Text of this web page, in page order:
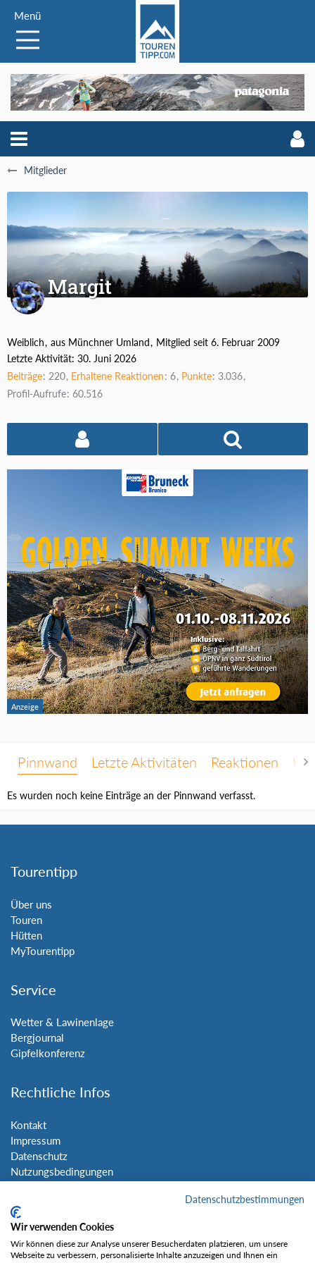
Menü
Mitglieder
Margit
Weiblich aus Münchner Umland
Mitglied seit 6. Februar 2009
Letzte Aktivität: 30. Juni 2026
Beiträge 220 Erhaltene Reaktionen 6 Punkte 3.036
Profil-Aufrufe 60.516
Pinnwand Letzte Aktivitäten Reaktionen
Es wurden noch keine Einträge an der Pinnwand verfasst.
Tourentipp
Über uns
Touren
Hütten
MyTourentipp
Service
Wetter & Lawinenlage
Bergjournal
Gipfelkonferenz
Rechtliche Infos
Kontakt
Impressum
Datenschutz
Nutzungsbedingungen
Social Media
Datenschutzbestimmungen
Wir verwenden Cookies
Wir können diese zur Analyse unserer Besucherdaten platzieren, um unsere
Webseite zu verbessern, personalisierte Inhalte anzuzeigen und Ihnen ein